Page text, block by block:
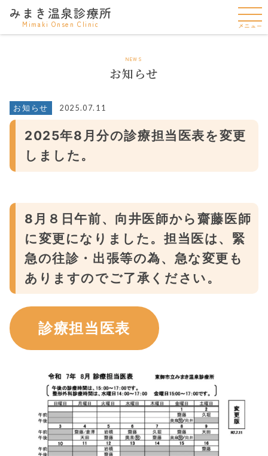
みまき温泉診療所
Mimaki Onsen Clinic メニュー
NEWS
お知らせ
お知らせ 2025.07.11
2025年8月分の診療担当医表を変更
しました。
8月８日午前、向井医師から齋藤医師
に変更になりました。担当医は、緊
急の往診・出張等の為、急な変更も
ありますのでご了承ください。
診療担当医表